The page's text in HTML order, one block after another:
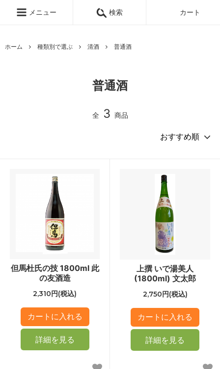
メニュー 検索 カート
ホーム 種類別で選ぶ 清酒 普通酒
普通酒
全 3 商品
但馬杜氏の技 1800ml 此
の友酒造
2,310円(税込)
詳細を見る
上撰 いで湯美人
(1800ml) 文太郎
2,750円(税込)
詳細を見る